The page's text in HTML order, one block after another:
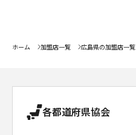
ホーム 加盟店一覧 広島県の加盟店一覧
各都道府県協会